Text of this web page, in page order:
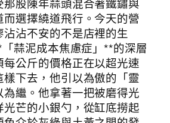
股陳年蒜頭混合著鐵鏽與
選擇繞道飛行。今天的營
沾不安的不是店裡的生
蒜泥成本焦慮症」**的深層
公斤的價格正在以超光速
樣下去，他引以為傲的「靈
繼。他拿著一把被磨得光
光芒的小銀勺，從缸底撈起